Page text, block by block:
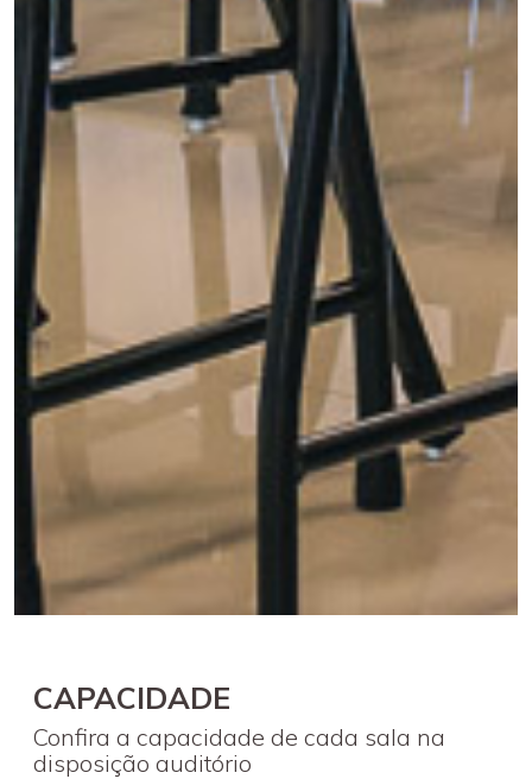
CAPACIDADE
Confira a capacidade de cada sala na
disposição auditório